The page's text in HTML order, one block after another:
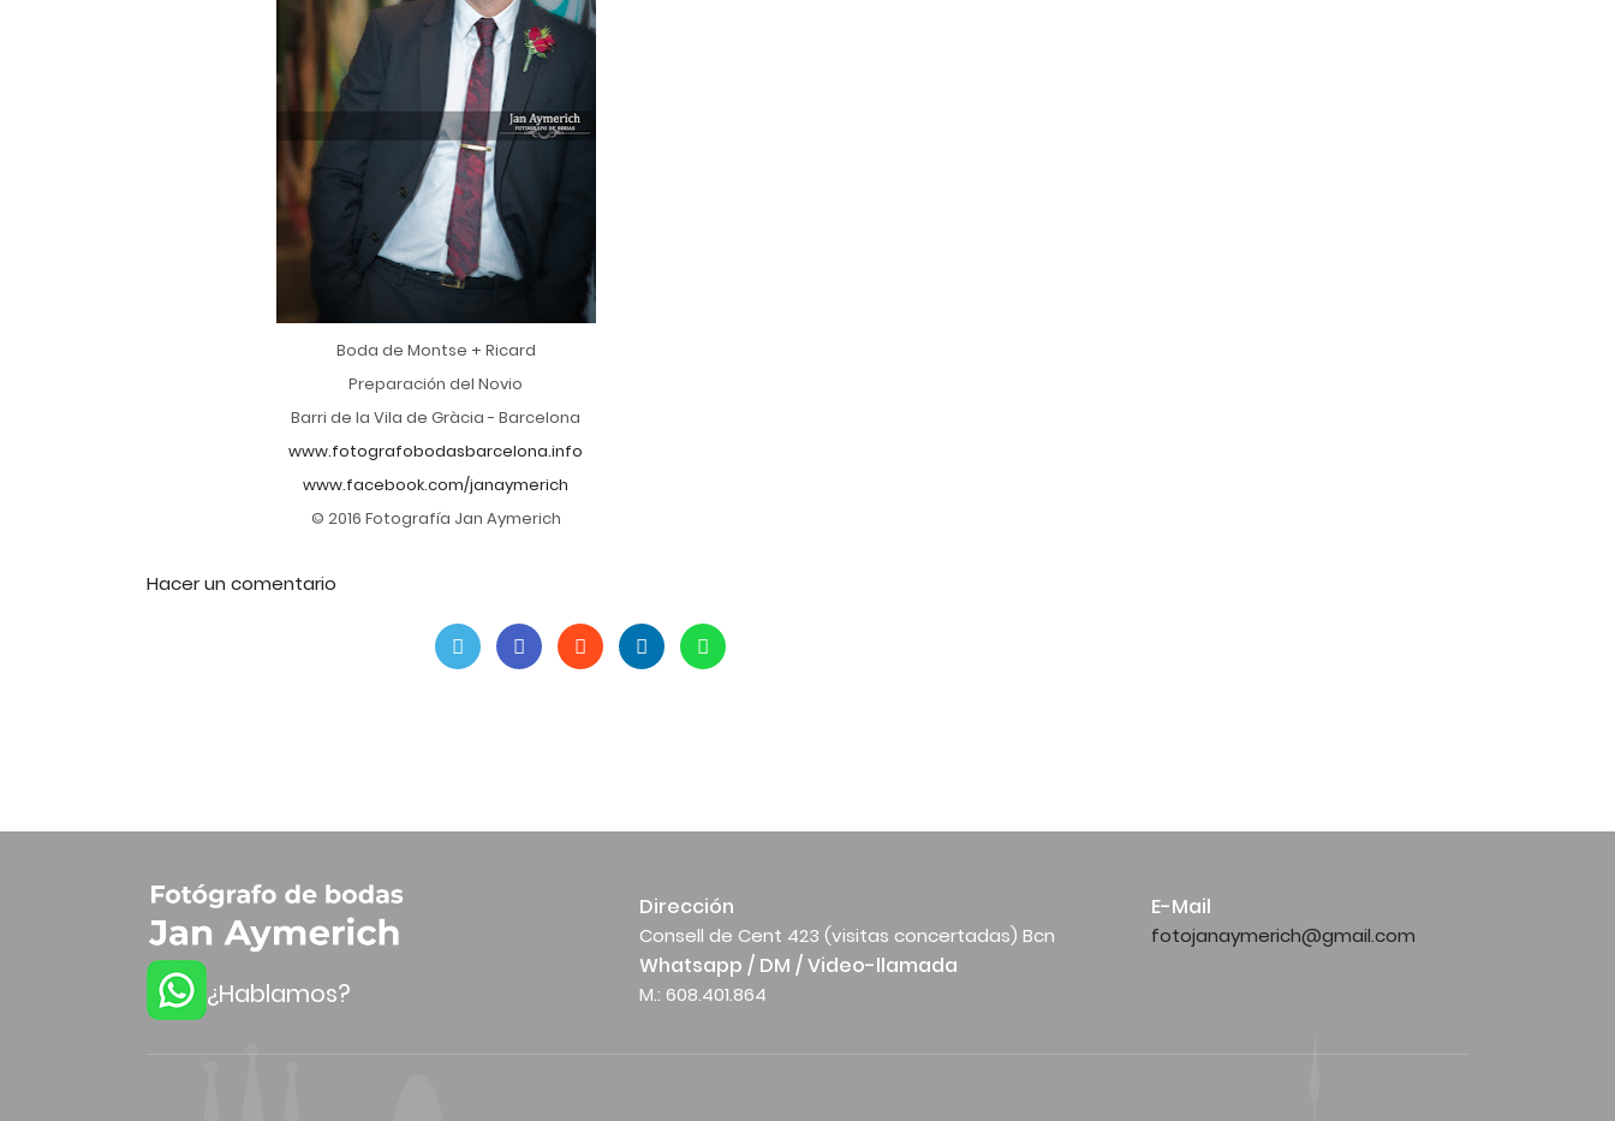
Boda de Montse + Ricard
Preparación del Novio
Barri de la Vila de Gràcia - Barcelona
www.fotografobodasbarcelona.info
www.facebook.com/janaymerich
© 2016 Fotografía Jan Aymerich
Hacer un comentario
¿Hablamos?
Dirección
Consell de Cent 423 (visitas concertadas) Bcn
E-Mail
fotojanaymerich@gmail.com
Whatsapp / DM / Video-llamada
M.: 608.401.864